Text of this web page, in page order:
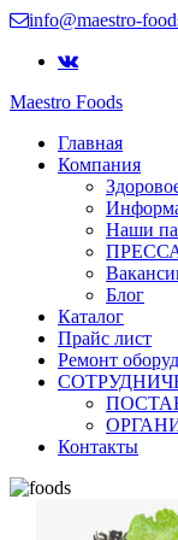
info@maestro-
Maestro Foods
Симфония вкуса
Главная
Компания
Наши
Блог
Каталог
Прайс лист
Ремонт
Контакты